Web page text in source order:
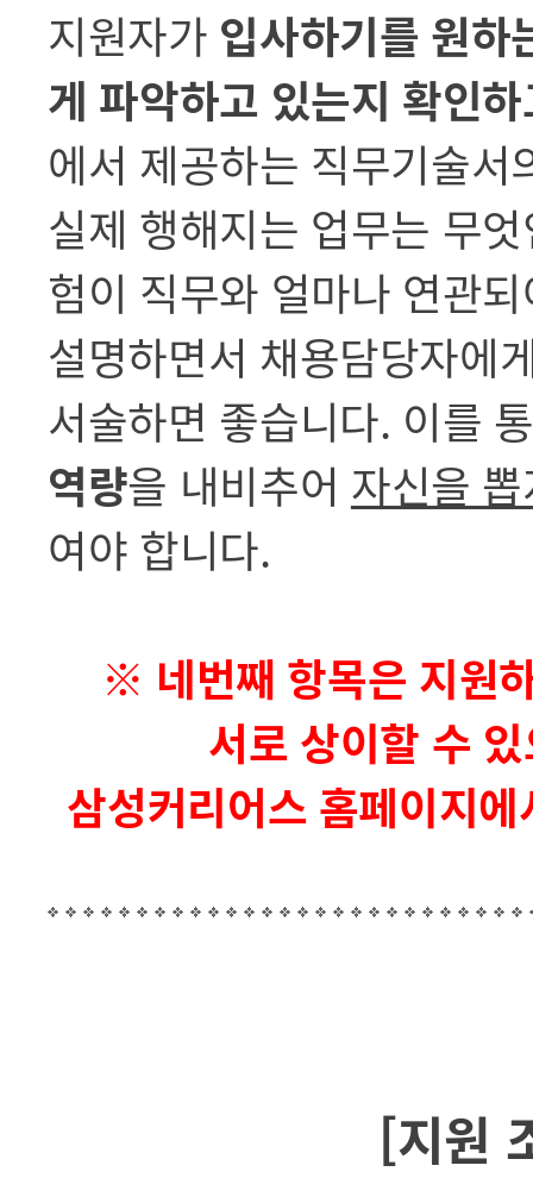
지원자가 입사하기를 원하
게 파악하고 있는지 확인
에서 제공하는 직무기술
실제 행해지는 업무는 무
험이 직무와 얼마나 연관
설명하면서 채용담당자에
서술하면 좋습니다. 이를
역량을 내비추어 자신을
여야 합니다.
※ 네번째 항목은 지원
서로 상이할 수
삼성커리어스 홈페이지
[지원